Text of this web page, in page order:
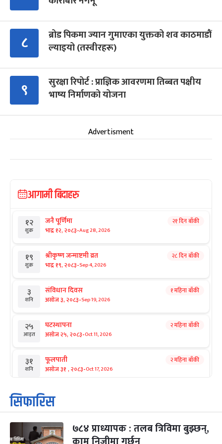
८
ब्रोड पिकमा ज्यान गुमाएका युक्तको शव काठमाडौं
ल्याइयो (तस्वीरहरू)
९
सुरक्षा रिपोर्ट : प्राज्ञिक आवरणमा तिब्बत पक्षीय
भाष्य निर्माणको योजना
Advertisment
आगामी बिदाहरु
१२
शुक्र
जनै पूर्णिमा
भाद्र १२, २०८३-Aug 28, 2026
२१ दिन बाँकी
१९
शुक्र
श्रीकृष्ण जन्माष्टमी व्रत
भाद्र १९, २०८३-Sep 4, 2026
२८ दिन बाँकी
३
शनि
संविधान दिवस
असोज ३, २०८३-Sep 19, 2026
१ महिना बाँकी
२५
आइत
घटस्थापना
असोज २५, २०८३-Oct 11, 2026
२ महिना बाँकी
३१
शनि
फूलपाती
असोज ३१ , २०८३-Oct 17, 2026
२ महिना बाँकी
१
आइत
कार्तिक सङ्क्रान्ति
कार्तिक १, २०८३
३
मंगल
महानवमी
कार्तिक ३, २०८३-Oct 20, 2026
२ महिना बाँकी
सिफारिस
७८४ प्राध्यापक : तलब त्रिविमा बुझ्छन्,